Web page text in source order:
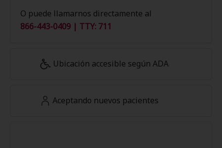
O puede llamarnos directamente al
866-443-0409 | TTY: 711
Ubicación accesible según ADA
Aceptando nuevos pacientes